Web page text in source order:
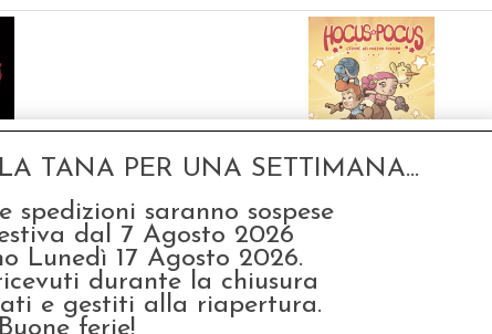
a
-
L'Esame dei Maestri
Favolini - Fumettogame
TANA PER UNA SETTIMANA...
spedizioni saranno sospese
dal 7 Agosto 2026
Lunedì 17 Agosto 2026.
durante la chiusura
e gestiti alla riapertura.
Buone ferie!